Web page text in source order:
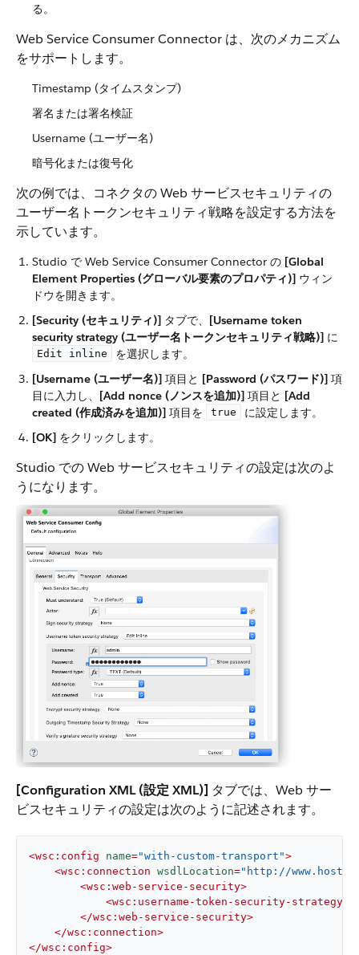
る。
Web Service Consumer Connector は、次のメカニズム
をサポートします。
Timestamp (タイムスタンプ)
署名または署名検証
Username (ユーザー名)
暗号化または復号化
次の例では、コネクタの Web サービスセキュリティの
ユーザー名トークンセキュリティ戦略を設定する方法を
示しています。
Studio で Web Service Consumer Connector の ​ [Global
Element Properties (グローバル要素のプロパティ)] ​ ウィン
ドウを開きます。
[Security (セキュリティ)] ​ タブで、​ [Username token
security strategy (ユーザー名トークンセキュリティ戦略)] ​ に ​
Edit inline
​ を選択します。
[Username (ユーザー名)] ​ 項目と ​ [Password (パスワード)] ​ 項
目に入力し、​ [Add nonce (ノンスを追加)] ​ 項目と ​ [Add
created (作成済みを追加)] ​ 項目を ​ true
​ に設定します。
[OK] ​ をクリックします。
Studio での Web サービスセキュリティの設定は次のよ
うになります。
[Configuration XML (設定 XML)] ​ タブでは、Web サー
ビスセキュリティの設定は次のように記述されます。
<wsc:config name="with-custom-transport">
<wsc:connection wsdlLocation="http://
<wsc:web-service-security>
<wsc:username-token-security-strategy
</wsc:web-service-security>
</wsc:connection>
</wsc:config>